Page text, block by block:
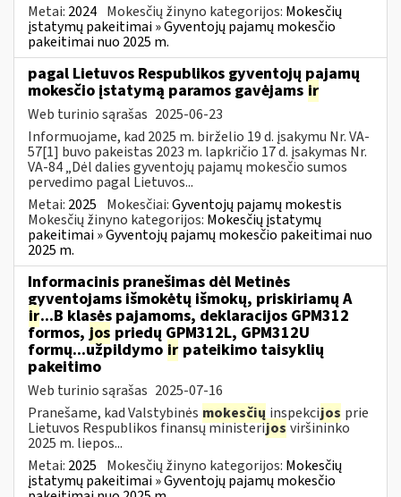
Metai: 2024 Mokesčių žinyno kategorijos: Mokesčių
įstatymų pakeitimai » Gyventojų pajamų mokesčio
pakeitimai nuo 2025 m.
pagal Lietuvos Respublikos gyventojų pajamų
mokesčio įstatymą paramos gavėjams ir
Web turinio sąrašas 2025-06-23
Informuojame, kad 2025 m. birželio 19 d. įsakymu Nr. VA-
57[1] buvo pakeistas 2023 m. lapkričio 17 d. įsakymas Nr.
VA-84 „Dėl dalies gyventojų pajamų mokesčio sumos
pervedimo pagal Lietuvos...
Metai: 2025 Mokesčiai:Gyventojų pajamų mokestis
Mokesčių žinyno kategorijos: Mokesčių įstatymų
pakeitimai » Gyventojų pajamų mokesčio pakeitimai nuo
2025 m.
Informacinis pranešimas dėl Metinės
gyventojams išmokėtų išmokų, priskiriamų A
ir...B klasės pajamoms, deklaracijos GPM312
formos, jos priedų GPM312L, GPM312U
formų...užpildymo ir pateikimo taisyklių
pakeitimo
Web turinio sąrašas 2025-07-16
Pranešame, kad Valstybinės mokesčių inspekcijos prie
Lietuvos Respublikos finansų ministerijos viršininko
2025 m. liepos...
Metai: 2025 Mokesčių žinyno kategorijos: Mokesčių
įstatymų pakeitimai » Gyventojų pajamų mokesčio